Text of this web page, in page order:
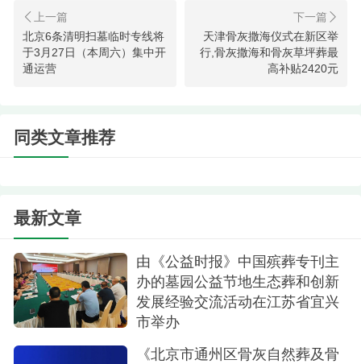
往返票价：40元/人，乘车咨询电话：83531111。
其他三个陵园扫墓临时专线如下：
(一)温泉墓园：
月27日、28日;4月3日至5日，发车时间：7:00-8:00;
2.长椿街(路口西北角)-太子峪陵园，营业日期：
3月20日、21日;3月29日至4月2日，发车时间：
7:00;3月27日、28日;4月3日至5日，发车时间：
6:30-8:00;往返票价：25元/人。
3.老山(丁字路口西南角)-太子峪陵园，营业日
北京6条清明扫墓临时专线将
于3月27日（本周六）集中开
通运营
天津骨灰撒海仪式在新区举
行,骨灰撒海和骨灰草坪葬最
高补贴2420元
同类文章推荐
最新文章
由《公益时报》中国殡葬专刊主
办的墓园公益节地生态葬和创新
发展经验交流活动在江苏省宜兴
市举办
《北京市通州区骨灰自然葬及骨